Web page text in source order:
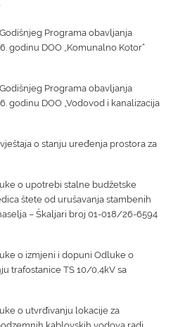
Programa obavljanja
godinu DOO „Komunalno Kotor“
Programa obavljanja
godinu DOO „Vodovod i kanalizacija
o stanju uređenja prostora za
o upotrebi stalne budžetske
štete od urušavanja stambenih
– Škaljari broj 01-018/26-6594
o izmjeni i dopuni Odluke o
trafostanice TS 10/0,4kV sa
o utvrđivanju lokacije za